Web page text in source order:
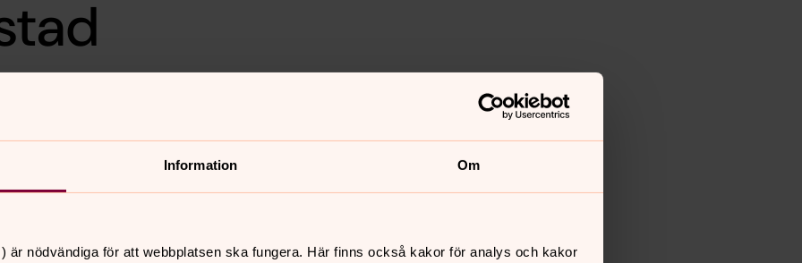
Information Om
är nödvändiga för att webbplatsen ska fungera. Här finns också kakor för analys och kakor